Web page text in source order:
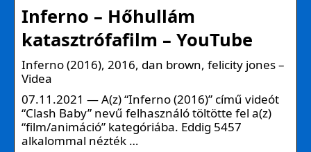
Inferno – Hőhullám
katasztrófafilm – YouTube
Inferno (2016), 2016, dan brown, felicity jones –
Videa
07.11.2021 — A(z) “Inferno (2016)” című videót
“Clash Baby” nevű felhasználó töltötte fel a(z)
“film/animáció” kategóriába. Eddig 5457
alkalommal nézték …